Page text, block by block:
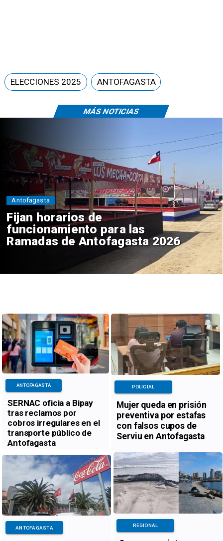
MÁS NOTICIAS
ELECCIONES 2025 ANTOFAGASTA
Fijan horarios de
funcionamiento para las
Ramadas de Antofagasta 2026
Antofagasta
SERNAC oficia a Bipay
tras reclamos por
cobros irregulares en el
transporte público de
Antofagasta
ANTOFAGASTA
Mujer queda en prisión
preventiva por estafas
con falsos cupos de
Serviu en Antofagasta
POLICIAL
ANTOFAGASTA REGIONAL